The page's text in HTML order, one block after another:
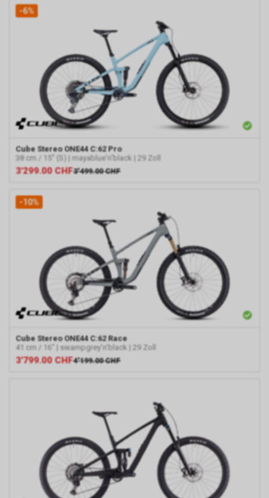
-6%
Cube Stereo ONE44 C:62 Pro
38 cm / 15" (S) | mayablue'n'black | 29 Zoll
3'299.00 CHF3'499.00 CHF
-10%
Cube Stereo ONE44 C:62 Race
41 cm / 16" | swampgrey'n'black | 29 Zoll
3'799.00 CHF4'199.00 CHF